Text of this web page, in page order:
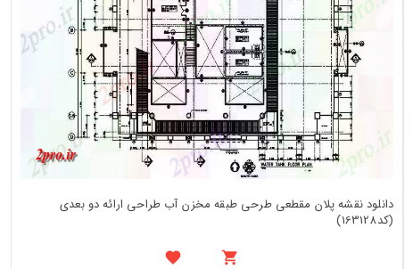
دانلود نقشه پلان مقطعی طرحی طبقه مخزن آب طراحی ارائه دو بعدی
(کد163128)